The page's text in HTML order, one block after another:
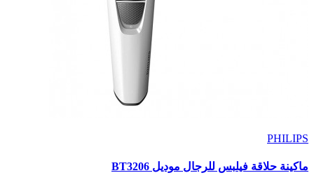
PHILIPS
ماكينة حلاقة فيلبس للرجال موديل BT3206